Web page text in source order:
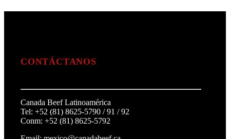
CONTÁCTANOS
Canada Beef Latinoamérica
Tel: +52 (81) 8625-5790 / 91 / 92
Conm: +52 (81) 8625-5792